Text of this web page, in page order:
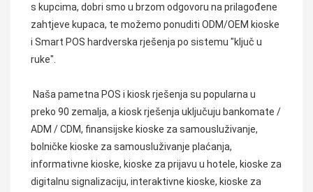
s kupcima, dobri smo u brzom odgovoru na prilagođene
zahtjeve kupaca, te možemo ponuditi ODM/OEM kioske
i Smart POS hardverska rješenja po sistemu "ključ u
ruke".
Naša pametna POS i kiosk rješenja su popularna u
preko 90 zemalja, a kiosk rješenja uključuju bankomate /
ADM / CDM, finansijske kioske za samousluživanje,
bolničke kioske za samousluživanje plaćanja,
informativne kioske, kioske za prijavu u hotele, kioske za
digitalnu signalizaciju, interaktivne kioske, kioske za